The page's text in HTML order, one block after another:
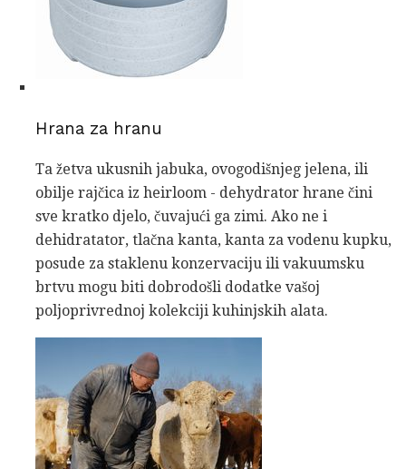
Hrana za hranu
Ta žetva ukusnih jabuka, ovogodišnjeg jelena, ili
obilje rajčica iz heirloom - dehydrator hrane čini
sve kratko djelo, čuvajući ga zimi. Ako ne i
dehidratator, tlačna kanta, kanta za vodenu kupku,
posude za staklenu konzervaciju ili vakuumsku
brtvu mogu biti dobrodošli dodatke vašoj
poljoprivrednoj kolekciji kuhinjskih alata.